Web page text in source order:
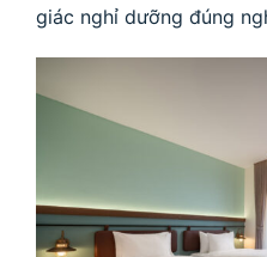
giác nghỉ dưỡng đúng